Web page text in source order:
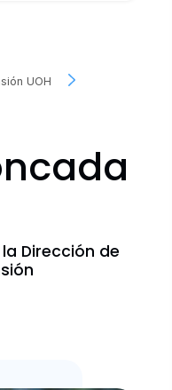
UOH
Dirección de